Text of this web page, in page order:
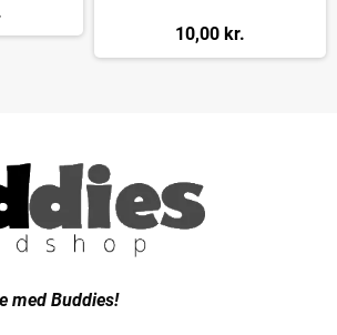
10,00 kr.
med Buddies!